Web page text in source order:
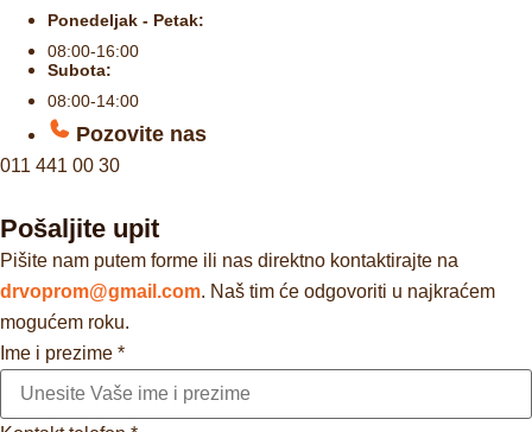
Ponedeljak - Petak:
08:00-16:00
Subota:
08:00-14:00
Pozovite nas
011 441 00 30
Pošaljite upit
Pišite nam putem forme ili nas direktno kontaktirajte na
drvoprom@gmail.com. Naš tim će odgovoriti u najkraćem
mogućem roku.
Ime i prezime *